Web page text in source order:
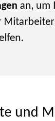
an, um
und